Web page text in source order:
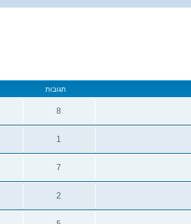
תגובות
8
תגובות
צפיות
1
תגובות
צפיות
7
תגובות
צפיות
2
תגובות
צפיות